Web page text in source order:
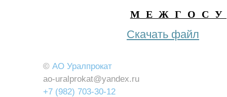
Скачать файл
© АО Уралпрокат
ao-uralprokat@yandex.ru
+7 (982) 703-30-12